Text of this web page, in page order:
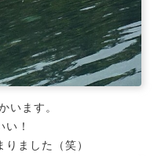
います。
！
ました（笑）